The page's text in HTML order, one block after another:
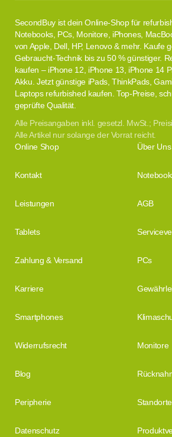
SecondBuy ist dein Online-Shop für
Notebooks, PCs, Monitore, iPhones,
von Apple, Dell, HP, Lenovo & mehr. Kaufe
Gebraucht-Technik bis zu 50 % günstiger.
kaufen – iPhone 12, iPhone 13, iPhone 14
Akku. Jetzt günstige iPads, ThinkPads,
Laptops refurbished kaufen. Top-Preise,
geprüfte Qualität.
Alle Preisangaben inkl. gesetzl. MwSt.;
Alle Artikel nur solange der Vorrat reicht.
Online Shop Über Uns
Kontakt
Leistungen AGB
Tablets
Zahlung & Versand PCs
Karriere
Smartphones
Widerrufsrecht Monitore
Blog
Peripherie Standorte
Datenschutz